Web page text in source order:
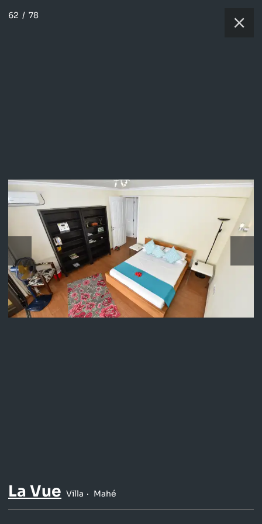
62 / 78
La Vue Villa Mahé